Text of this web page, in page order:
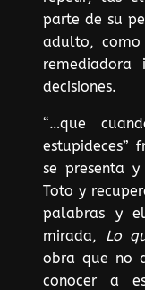
parte de su
adulto,
decisiones.
“…que
estupideces”
se presenta
Toto y
palabras y
mirada, Lo
obra que no
conocer a